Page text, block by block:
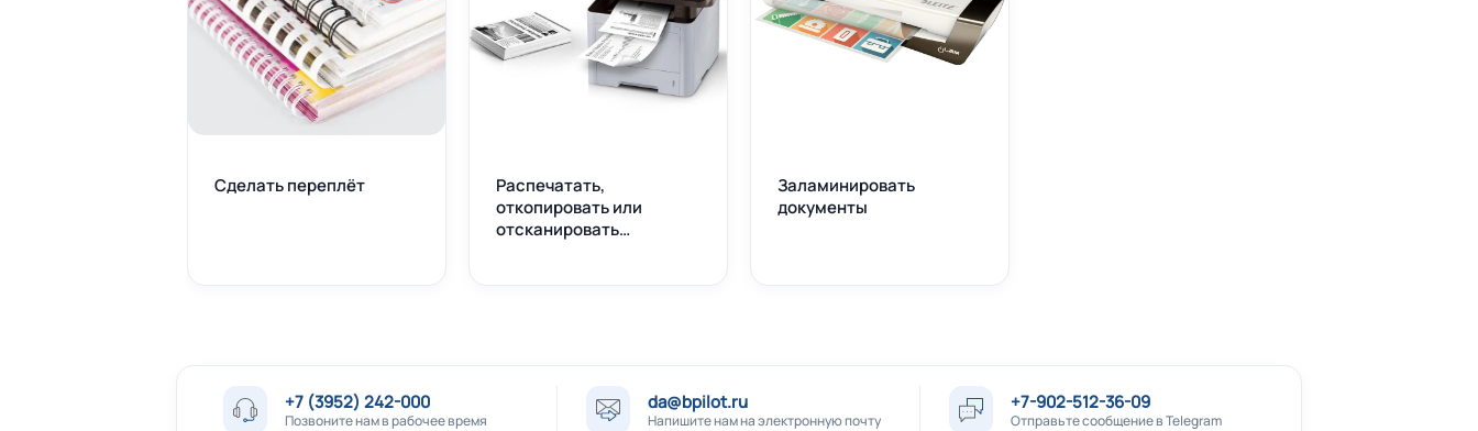
Сделать переплёт
Распечатать,
откопировать или
отсканировать
Заламинировать
документы
+7 (3952) 242-000
Позвоните нам в рабочее время
da@bpilot.ru
Напишите нам на электронную почту
+7-902-512-36-09
Отправьте сообщение в Telegram